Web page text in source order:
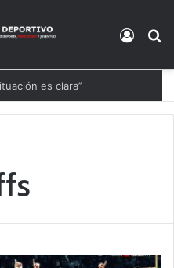
a la puja por Jorge Salinas